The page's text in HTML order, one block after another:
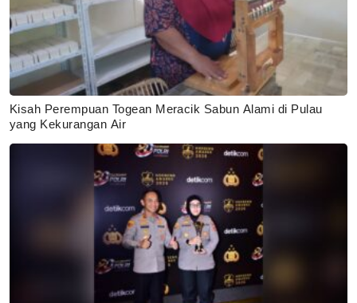
Kisah Perempuan Togean Meracik Sabun Alami di Pulau
yang Kekurangan Air